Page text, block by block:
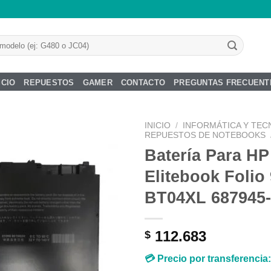
REPUESTOS GAMER CONTACTO PREGUNTAS
deseos
INICIO /
INFORMÁTICA Y
REPUESTOS DE NOTEBOOKS
Batería Para HP
Elitebook Folio
BT04XL
$ 112.683
💳 Precio por